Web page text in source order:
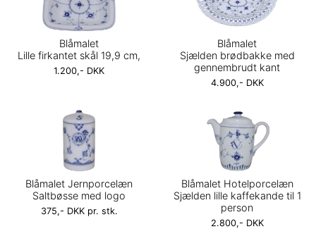
Blåmalet
Lille firkantet skål 19,9 cm,
1.200,- DKK
Blåmalet
Sjælden brødbakke med
gennembrudt kant
4.900,- DKK
Blåmalet Jernporcelæn
Saltbøsse med logo
375,- DKK pr. stk.
Blåmalet Hotelporcelæn
Sjælden lille kaffekande til 1
person
2.800,- DKK